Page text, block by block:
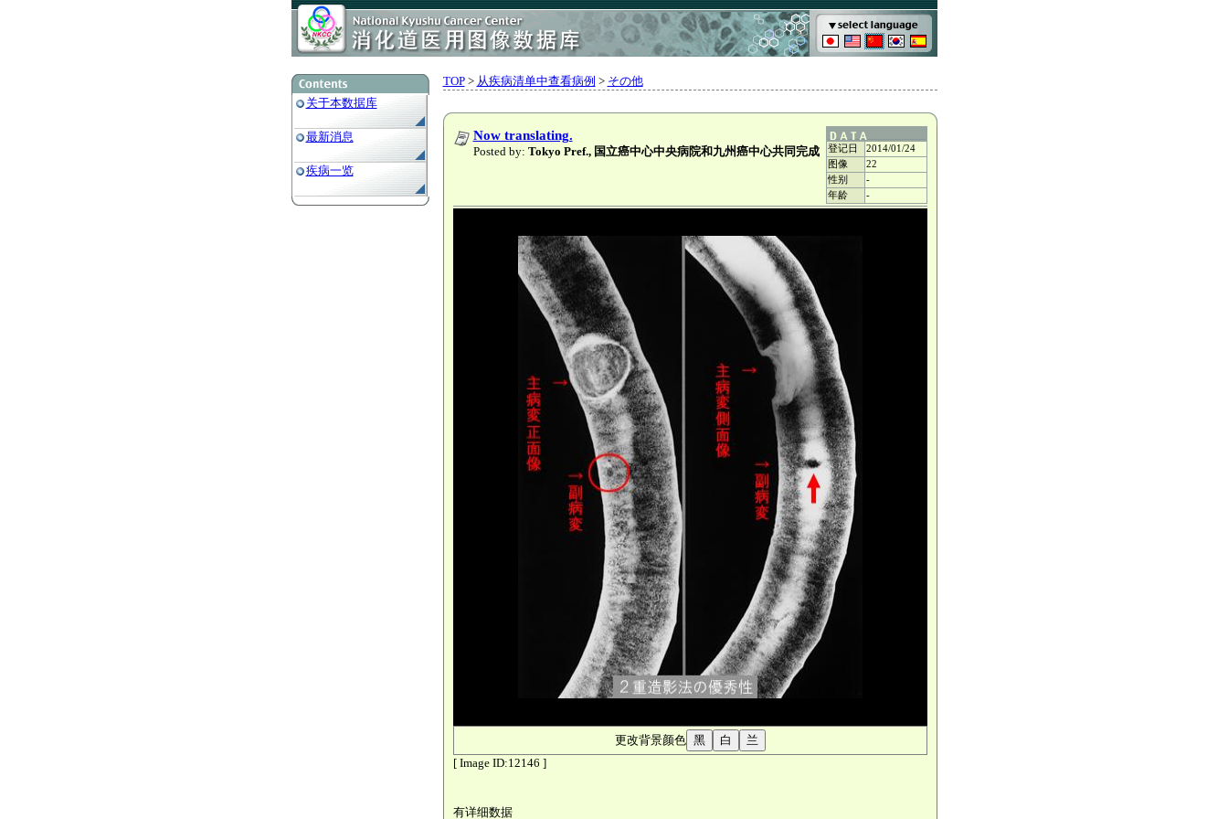
关于本数据库
最新消息
疾病一览
TOP> 从疾病清单中查看病例 > その他
Now translating.
Posted by: Tokyo Pref., 国立癌中心中央病院和九州癌中心共同完成 登记日
2014/01/24
图像
22
性别
-
年龄
-
更改背景颜色
[ Image ID:12146 ]
有详细数据